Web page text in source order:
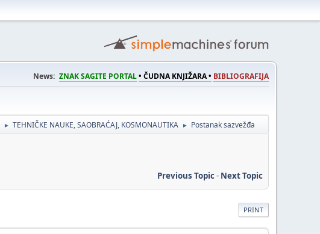
News: ZNAK SAGITE PORTAL• ČUDNA KNJIŽARA • BIBLIOGRAFIJA
► TEHNIČKE NAUKE, SAOBRAĆAJ, KOSMONAUTIKA ► Postanak sazvežđa
Previous Topic- Next Topic
PRINT